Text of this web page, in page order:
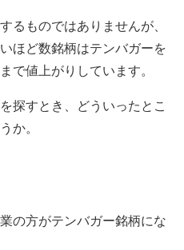
るものではありませんが、
ほど数銘柄はテンバガーを
で値上がりしています。
探すとき、どういったとこ
か。
の方がテンバガー銘柄にな